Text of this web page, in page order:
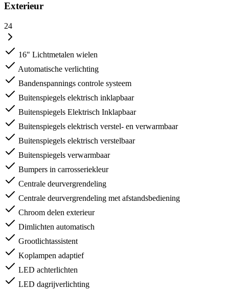
Exterieur
24
16" Lichtmetalen wielen
Automatische verlichting
Bandenspannings controle systeem
Buitenspiegels elektrisch inklapbaar
Buitenspiegels Elektrisch Inklapbaar
Buitenspiegels elektrisch verstel- en verwarmbaar
Buitenspiegels elektrisch verstelbaar
Buitenspiegels verwarmbaar
Bumpers in carrosseriekleur
Centrale deurvergrendeling
Centrale deurvergrendeling met afstandsbediening
Chroom delen exterieur
Dimlichten automatisch
Grootlichtassistent
Koplampen adaptief
LED achterlichten
LED dagrijverlichting